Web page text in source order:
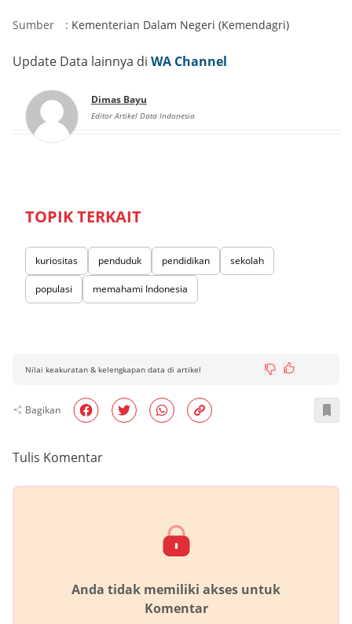
Sumber : Kementerian Dalam Negeri (Kemendagri)
Update Data lainnya di WA Channel
Dimas Bayu
Editor Artikel Data Indonesia
TOPIK TERKAIT
kuriositas penduduk pendidikan sekolah
populasi memahami Indonesia
Nilai keakuratan & kelengkapan data di artikel
Bagikan
Tulis Komentar
Anda tidak memiliki akses untuk
Komentar